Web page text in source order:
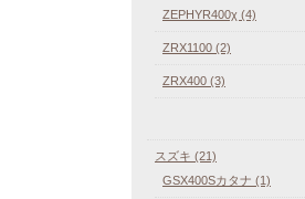
ZEPHYR400χ (4)
ZRX1100 (2)
ZRX400 (3)
スズキ (21)
GSX400Sカタナ (1)